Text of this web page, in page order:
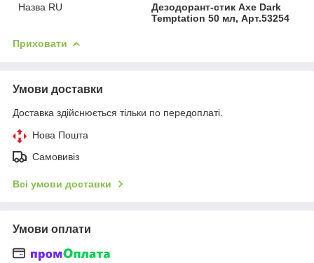
Назва RU
Дезодорант-стик Axe Dark
Temptation 50 мл, Арт.53254
Приховати
Умови доставки
Доставка здійснюється тільки по передоплаті.
Нова Пошта
Самовивіз
Всі умови доставки
Умови оплати